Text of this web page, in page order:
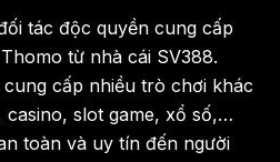
tác độc quyền cung cấp
từ nhà cái SV388.
cấp nhiều trò chơi khác
slot game, xổ số,…
toàn và uy tín đến người